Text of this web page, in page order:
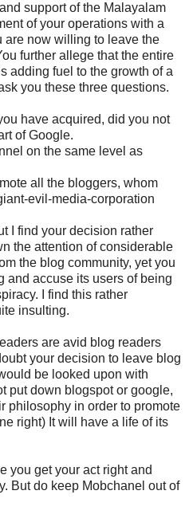
support of the Malayalam
of your operations with a
are now willing to leave the
further allege that the entire
adding fuel to the growth of a
you these three questions.
have acquired, did you not
of Google.
on the same level as
all the bloggers, whom
evil-media-corporation
I find your decision rather
the attention of considerable
the blog community, yet you
and accuse its users of being
I find this rather
insulting.
are avid blog readers
your decision to leave blog
be looked upon with
put down blogspot or google,
philosophy in order to promote
right) It will have a life of its
you get your act right and
But do keep Mobchanel out of